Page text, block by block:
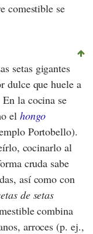
comestible se
setas gigantes
dulce que huele a
la cocina se
el hongo
Portobello).
cocinarlo al
cruda sabe
así como con
de setas
combina
arroces (p. ej.,